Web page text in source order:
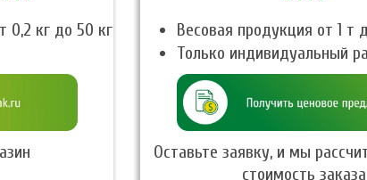
0,2 кг до 50 кг
Весовая продукция от 1 т
Только индивидуальный
Оставьте заявку, и мы
стоимость заказа